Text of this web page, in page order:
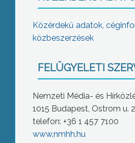
Közérdekű adatok,
közbeszerzések
FELÜGYELETI
Nemzeti Média- és
1015 Budapest, Ostrom u.
telefon: +36 1 457 7100
www.nmhh.hu